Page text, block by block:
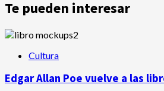
Te pueden interesar
Cultura
Edgar Allan Poe vuelve a las